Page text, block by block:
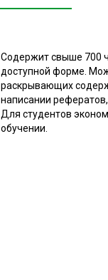
Содержит свыше 700
доступной форме.
раскрывающих
написании рефератов,
Для студентов
обучении.